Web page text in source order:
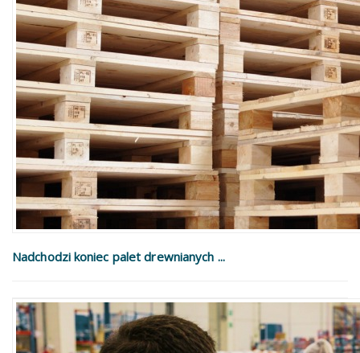
Nadchodzi koniec palet drewnianych ...